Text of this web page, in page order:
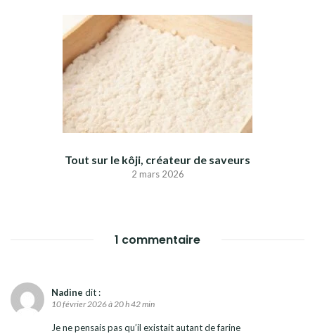
Tout sur le kôji, créateur de saveurs
2 mars 2026
1 commentaire
Nadine dit :
10 février 2026 à 20 h 42 min
Je ne pensais pas qu’il existait autant de farine